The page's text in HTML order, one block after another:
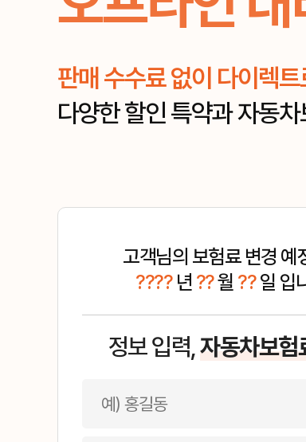
판매 수수료 없이 다이렉
다양한 할인 특약과 자동
고객님의 보험료 변경 예
????년 ??월 ??일 입
정보 입력,자동차보험